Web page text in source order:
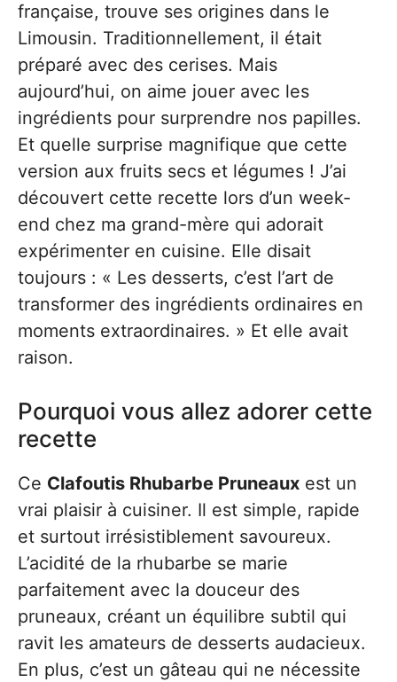
française, trouve ses origines dans le
Limousin. Traditionnellement, il était
préparé avec des cerises. Mais
aujourd’hui, on aime jouer avec les
ingrédients pour surprendre nos papilles.
Et quelle surprise magnifique que cette
version aux fruits secs et légumes ! J’ai
découvert cette recette lors d’un week-
end chez ma grand-mère qui adorait
expérimenter en cuisine. Elle disait
toujours : « Les desserts, c’est l’art de
transformer des ingrédients ordinaires en
moments extraordinaires. » Et elle avait
raison.
Pourquoi vous allez adorer cette
recette
Ce Clafoutis Rhubarbe Pruneaux est un
vrai plaisir à cuisiner. Il est simple, rapide
et surtout irrésistiblement savoureux.
L’acidité de la rhubarbe se marie
parfaitement avec la douceur des
pruneaux, créant un équilibre subtil qui
ravit les amateurs de desserts audacieux.
En plus, c’est un gâteau qui ne nécessite